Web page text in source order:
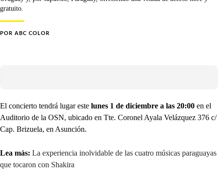
gratuito.
POR ABC COLOR
El concierto tendrá lugar este lunes 1 de diciembre a las 20:00 en el
Auditorio de la OSN, ubicado en Tte. Coronel Ayala Velázquez 376 c/
Cap. Brizuela, en Asunción.
Lea más: La experiencia inolvidable de las cuatro músicas paraguayas
que tocaron con Shakira